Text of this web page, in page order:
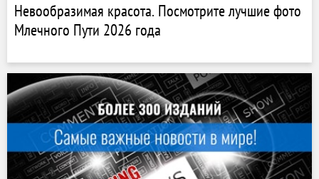
Невообразимая красота. Посмотрите лучшие фото
Млечного Пути 2026 года